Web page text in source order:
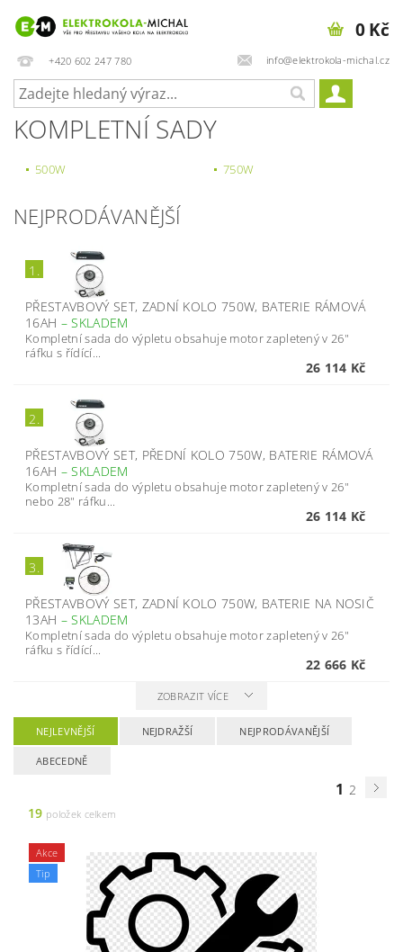
+420 602 247 780 info@elektrokola-michal.cz
0 Kč
KOMPLETNÍ SADY
500W 750W
NEJPRODÁVANĚJŠÍ
1.
PŘESTAVBOVÝ SET, ZADNÍ KOLO 750W, BATERIE RÁMOVÁ
16AH –SKLADEM
Kompletní sada do výpletu obsahuje motor zapletený v 26"
ráfku s řídící...
26 114 Kč
2.
PŘESTAVBOVÝ SET, PŘEDNÍ KOLO 750W, BATERIE RÁMOVÁ
16AH –SKLADEM
Kompletní sada do výpletu obsahuje motor zapletený v 26"
nebo 28" ráfku...
26 114 Kč
3.
PŘESTAVBOVÝ SET, ZADNÍ KOLO 750W, BATERIE NA NOSIČ
13AH –SKLADEM
Kompletní sada do výpletu obsahuje motor zapletený v 26"
ráfku s řídící...
22 666 Kč
ZOBRAZIT VÍCE
NEJLEVNĚJŠÍ NEJDRAŽŠÍ NEJPRODÁVANĚJŠÍ
ABECEDNĚ
1 2
19 položek celkem
Akce
Tip